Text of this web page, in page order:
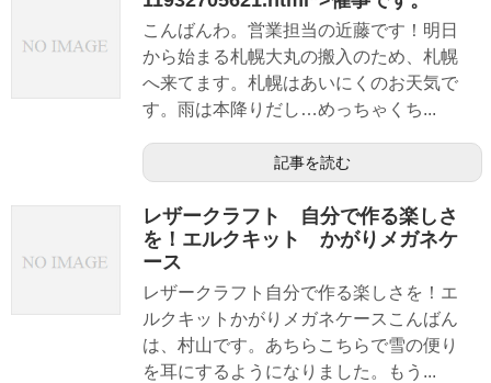
こんばんわ。営業担当の近藤です！明日
から始まる札幌大丸の搬入のため、札幌
へ来てます。札幌はあいにくのお天気で
す。雨は本降りだし…めっちゃくち...
記事を読む
レザークラフト 自分で作る楽しさ
を！エルクキット かがりメガネケ
ース
レザークラフト自分で作る楽しさを！エ
ルクキットかがりメガネケースこんばん
は、村山です。あちらこちらで雪の便り
を耳にするようになりました。もう...